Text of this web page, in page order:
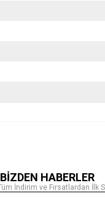
BİZDEN HABERLER
İndirim ve Fırsatlardan İlk